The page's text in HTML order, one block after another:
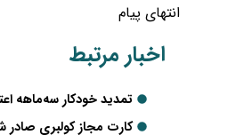
انتهای پیام
اخبار مرتبط
تمدید خودکار سه‌ماهه
​کارت مجاز کولبری صادر